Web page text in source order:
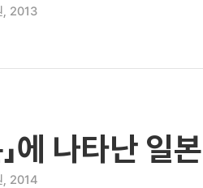
, 2013
」에 나타난 일
, 2014